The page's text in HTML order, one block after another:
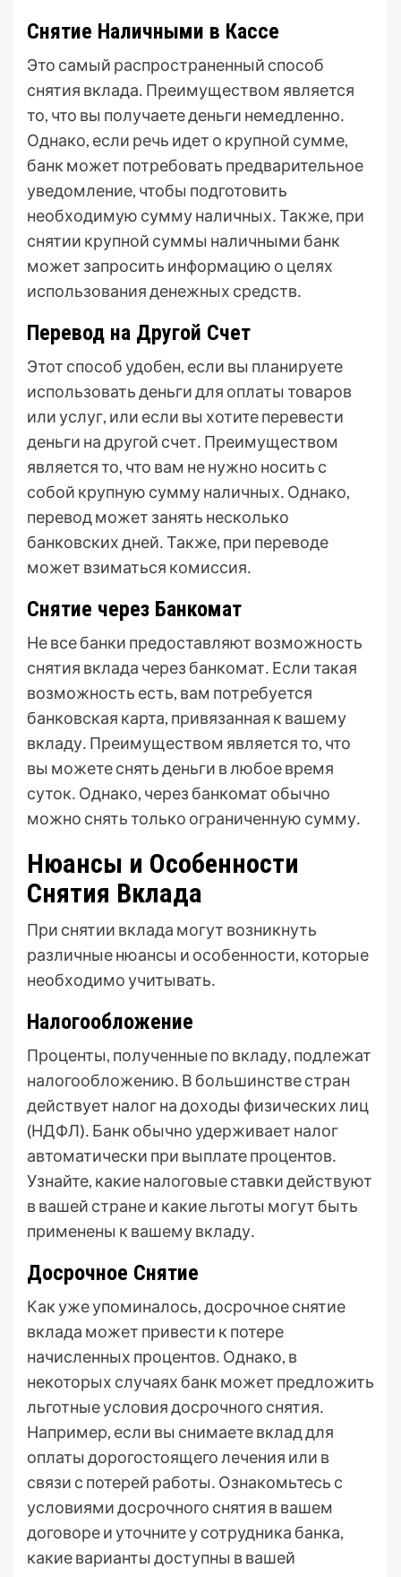
Снятие Наличными в Кассе
Это самый распространенный способ
снятия вклада․ Преимуществом является
то, что вы получаете деньги немедленно․
Однако, если речь идет о крупной сумме,
банк может потребовать предварительное
уведомление, чтобы подготовить
необходимую сумму наличных․ Также, при
снятии крупной суммы наличными банк
может запросить информацию о целях
использования денежных средств․
Перевод на Другой Счет
Этот способ удобен, если вы планируете
использовать деньги для оплаты товаров
или услуг, или если вы хотите перевести
деньги на другой счет․ Преимуществом
является то, что вам не нужно носить с
собой крупную сумму наличных․ Однако,
перевод может занять несколько
банковских дней․ Также, при переводе
может взиматься комиссия․
Снятие через Банкомат
Не все банки предоставляют возможность
снятия вклада через банкомат․ Если такая
возможность есть, вам потребуется
банковская карта, привязанная к вашему
вкладу․ Преимуществом является то, что
вы можете снять деньги в любое время
суток․ Однако, через банкомат обычно
можно снять только ограниченную сумму․
Нюансы и Особенности
Снятия Вклада
При снятии вклада могут возникнуть
различные нюансы и особенности, которые
необходимо учитывать․
Налогообложение
Проценты, полученные по вкладу, подлежат
налогообложению․ В большинстве стран
действует налог на доходы физических лиц
(НДФЛ)․ Банк обычно удерживает налог
автоматически при выплате процентов․
Узнайте, какие налоговые ставки действуют
в вашей стране и какие льготы могут быть
применены к вашему вкладу․
Досрочное Снятие
Как уже упоминалось, досрочное снятие
вклада может привести к потере
начисленных процентов․ Однако, в
некоторых случаях банк может предложить
льготные условия досрочного снятия․
Например, если вы снимаете вклад для
оплаты дорогостоящего лечения или в
связи с потерей работы․ Ознакомьтесь с
условиями досрочного снятия в вашем
договоре и уточните у сотрудника банка,
какие варианты доступны в вашей